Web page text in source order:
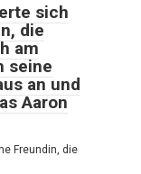
sich
die
am
seine
an und
Aaron
Freundin, die